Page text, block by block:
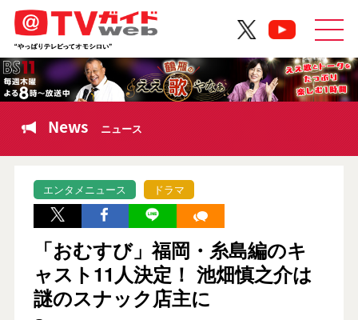
News ニュース
エンタメニュース ドラマ
「おむすび」福岡・糸島編のキ
ャスト11人決定！ 池畑慎之介は
謎のスナック店主に